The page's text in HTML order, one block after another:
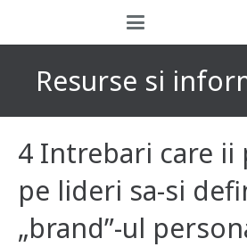
Resurse si
4 Intrebari care ii
pe lideri sa-si
„brand”-ul